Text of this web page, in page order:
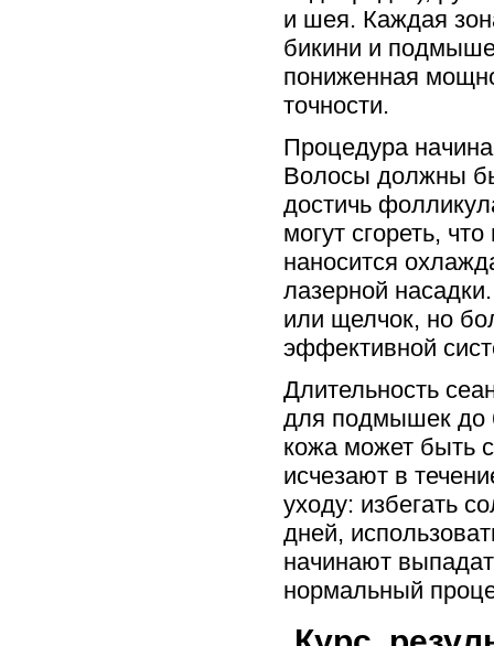
и шея. Каждая
бикини и
пониженная
точности.
Процедура
Волосы должны
достичь
могут сгореть,
наносится
лазерной
или щелчок, но
эффективной
Длительность
для подмышек до
кожа может быть
исчезают в
уходу: избегать
дней,
начинают
нормальный